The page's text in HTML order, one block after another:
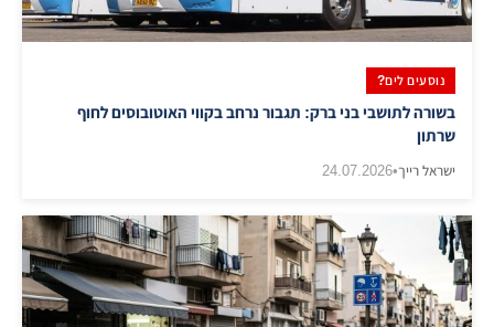
נוסעים לים?
בשורה לתושבי בני ברק: תגבור נרחב בקווי האוטובוסים לחוף
שרתון
ישראל רייך•
24.07.2026